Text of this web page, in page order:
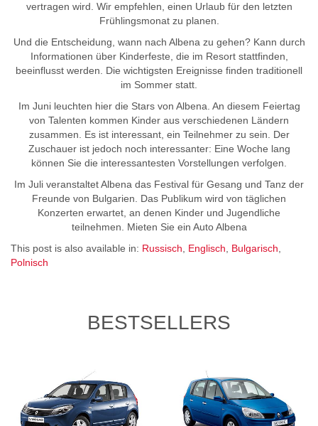
vertragen wird. Wir empfehlen, einen Urlaub für den letzten
Frühlingsmonat zu planen.
Und die Entscheidung, wann nach Albena zu gehen? Kann durch
Informationen über Kinderfeste, die im Resort stattfinden,
beeinflusst werden. Die wichtigsten Ereignisse finden traditionell
im Sommer statt.
Im Juni leuchten hier die Stars von Albena. An diesem Feiertag
von Talenten kommen Kinder aus verschiedenen Ländern
zusammen. Es ist interessant, ein Teilnehmer zu sein. Der
Zuschauer ist jedoch noch interessanter: Eine Woche lang
können Sie die interessantesten Vorstellungen verfolgen.
Im Juli veranstaltet Albena das Festival für Gesang und Tanz der
Freunde von Bulgarien. Das Publikum wird von täglichen
Konzerten erwartet, an denen Kinder und Jugendliche
teilnehmen. Mieten Sie ein Auto Albena
This post is also available in: Russisch Englisch
Bulgarisch
Polnisch
BESTSELLERS